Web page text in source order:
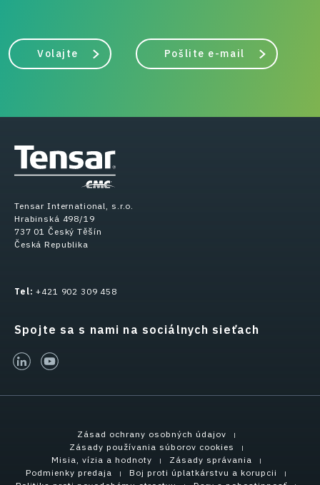
Volajte Pošlite e-mail
Tensar International, s.r.o.
Hrabinská 498/19
737 01 Český Těšín
Česká Republika
Tel:+421 902 309 458
Spojte sa s nami na sociálnych sieťach
linked-inyoutube
Zásad ochrany osobných údajov
Zásady používania súborov cookies
Misia, vízia a hodnoty
Zásady správania
Podmienky predaja
Boj proti úplatkárstvu a korupcii